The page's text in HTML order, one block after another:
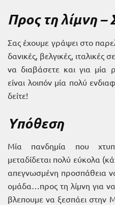
Προς τη λίμνη
Σας έχουμε γράψει στο
δανικές, βελγικές, ιταλικές
να διαβάσετε και για μία
είναι λοιπόν μία πολύ
δείτε!
Υπόθεση
Μία πανδημία που
μεταδίδεται πολύ εύκολα
απεγνωσμένη προσπάθεια
ομάδα…προς τη λίμνη για
βλεπουμε να ξεσπάει στην